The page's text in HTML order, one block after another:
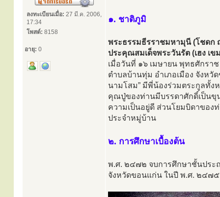
ลงทะเบียนเมื่อ: 27 มี.ค. 2006,
17:34
โพสต์: 8158
อายุ: 0
๑. ชาติภูมิ
พระธรรมธีรราชมหามุนี (โชดก
ประคุณสมเด็จพระวันรัต (เฮง เข
เมื่อวันที่ ๑๖ เมษายน พุทธศักรา
ตำบลบ้านทุ่ม อำเภอเมือง จังหวั
นามโสม” มีพี่น้องร่วมตระกูลทั้
คุณปู่ของท่านมีบรรดาศักดิ์เป็นขุ
ความเป็นอยู่ดี ส่วนโยมบิดาของ
ประจำหมู่บ้าน
๒. การศึกษาเบื้องต้น
พ.ศ. ๒๔๗๒ จบการศึกษาชั้นประ
จังหวัดขอนแก่น ในปี พ.ศ. ๒๔๗๕